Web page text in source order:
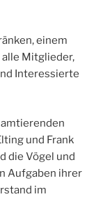
einem
Mitglieder,
Interessierte
und Frank
die Vögel und
Aufgaben ihrer
im